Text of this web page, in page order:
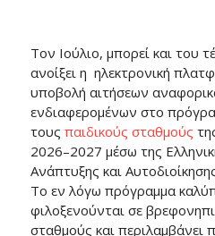
Τον Ιούλιο, μπορεί και του
ανοίξει η ηλεκτρονική
υποβολή αιτήσεων
ενδιαφερομένων στο
τους παιδικούς σταθμούς
2026–2027 μέσω της
Ανάπτυξης και
Το εν λόγω πρόγραμμα
φιλοξενούνται σε
σταθμούς και περιλαμβάνει